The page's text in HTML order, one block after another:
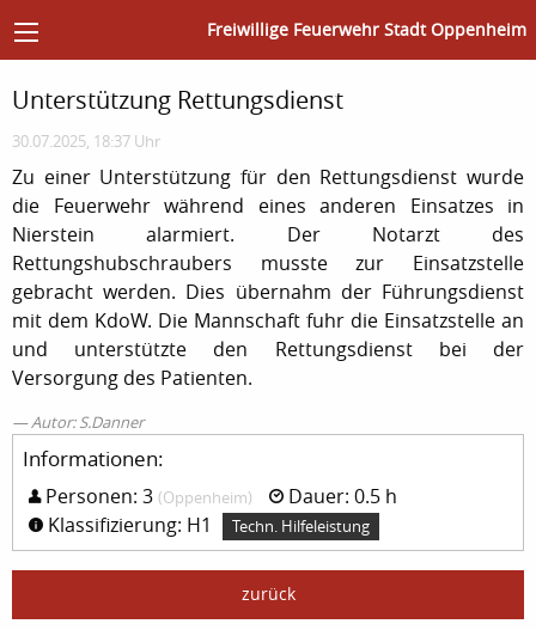
Freiwillige Feuerwehr Stadt Oppenheim
Unterstützung Rettungsdienst
30.07.2025, 18:37 Uhr
Zu einer Unterstützung für den Rettungsdienst wurde
die Feuerwehr während eines anderen Einsatzes in
Nierstein alarmiert. Der Notarzt des
Rettungshubschraubers musste zur Einsatzstelle
gebracht werden. Dies übernahm der Führungsdienst
mit dem KdoW. Die Mannschaft fuhr die Einsatzstelle an
und unterstützte den Rettungsdienst bei der
Versorgung des Patienten.
Autor: S.Danner
Informationen:
Personen: 3 (Oppenheim)
Dauer: 0.5 h
Klassifizierung: H1
Techn. Hilfeleistung
zurück